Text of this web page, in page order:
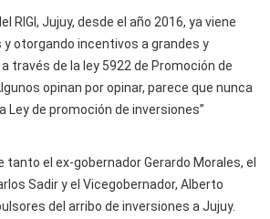
RIGI, Jujuy, desde el año 2016, ya viene
otorgando incentivos a grandes y
través de la ley 5922 de Promoción de
opinan por opinar, parece que nunca
Ley de promoción de inversiones”
tanto el ex-gobernador Gerardo Morales, el
Sadir y el Vicegobernador, Alberto
del arribo de inversiones a Jujuy.